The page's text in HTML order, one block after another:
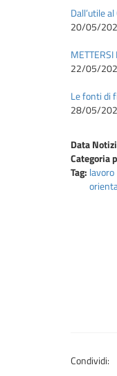
Dall’utile
20/05/
22/05/
Le fonti di
28/05/
Data
Categoria
Tag: lavoro
Condividi: